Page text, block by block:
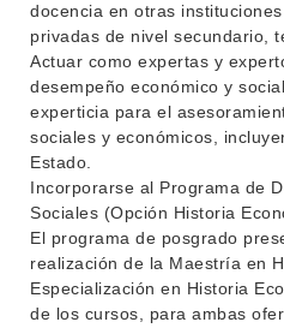
docencia en otras
privadas de nivel secundario,
Actuar como expertas y
desempeño económico y
experticia para el
sociales y económicos,
Estado.
Incorporarse al Programa de
Sociales (Opción Historia
El programa de posgrado
realización de la Maestría en
Especialización en Historia
de los cursos, para ambas